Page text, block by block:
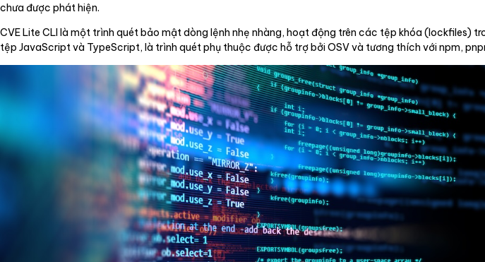
chưa được phát hiện.
CVE Lite CLI là một trình quét bảo mật dòng lệnh nhẹ nhàng, hoạt động trên các tệp khóa (lockfiles)
tệp JavaScript và TypeScript, là trình quét phụ thuộc được hỗ trợ bởi OSV và tương thích với npm,